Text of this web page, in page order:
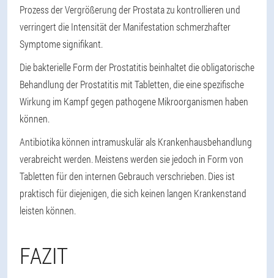
Prozess der Vergrößerung der Prostata zu kontrollieren und
verringert die Intensität der Manifestation schmerzhafter
Symptome signifikant.
Die bakterielle Form der Prostatitis beinhaltet die obligatorische
Behandlung der Prostatitis mit Tabletten, die eine spezifische
Wirkung im Kampf gegen pathogene Mikroorganismen haben
können.
Antibiotika können intramuskulär als Krankenhausbehandlung
verabreicht werden. Meistens werden sie jedoch in Form von
Tabletten für den internen Gebrauch verschrieben. Dies ist
praktisch für diejenigen, die sich keinen langen Krankenstand
leisten können.
FAZIT